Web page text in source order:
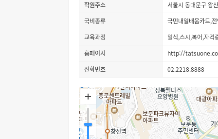
학원주소
서울시 동대문구 왕
국비종류
국민내일배움카드,
교육과정
일식,스시,복어,자격
홈페이지
http://
전화번호
02.2218.8888